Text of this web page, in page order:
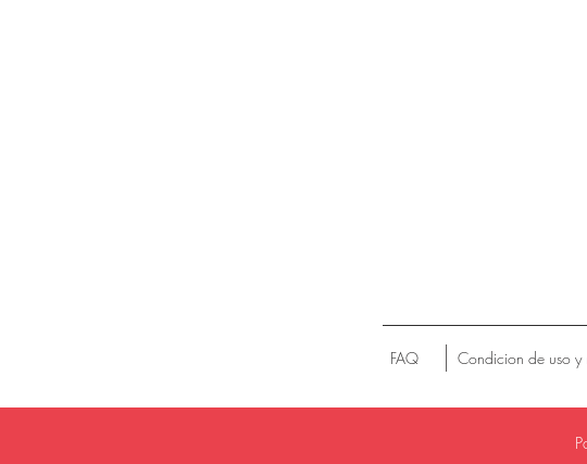
FAQ Condicion de uso y